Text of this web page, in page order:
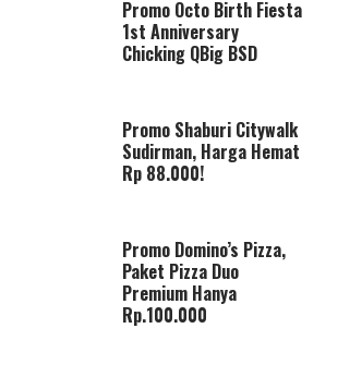
Promo Octo Birth Fiesta
1st Anniversary
Chicking QBig BSD
Promo Shaburi Citywalk
Sudirman, Harga Hemat
Rp 88.000!
Promo Domino’s Pizza,
Paket Pizza Duo
Premium Hanya
Rp.100.000